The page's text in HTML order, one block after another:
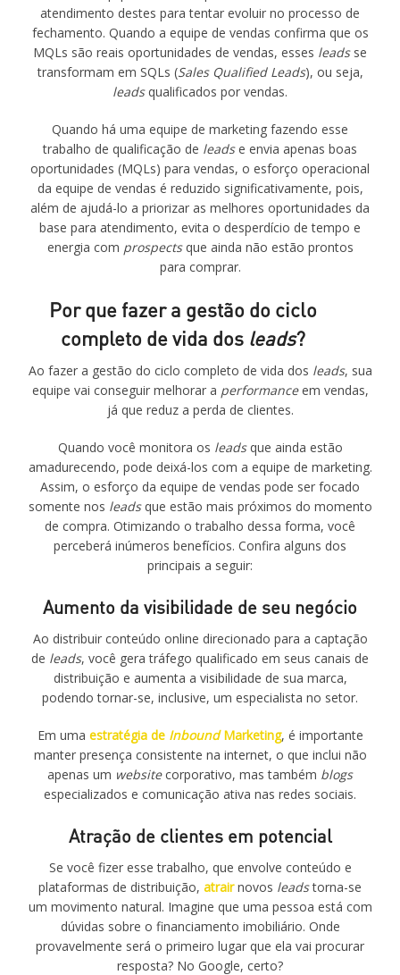
atendimento destes para tentar evoluir no processo de
fechamento. Quando a equipe de vendas confirma que os
MQLs são reais oportunidades de vendas, esses leadsse
transformam em SQLs (Sales Qualified Leads), ou seja,
leadsqualificados por vendas.
Quando há uma equipe de marketing fazendo esse
trabalho de qualificação de leadse envia apenas boas
oportunidades (MQLs) para vendas, o esforço operacional
da equipe de vendas é reduzido significativamente, pois,
além de ajudá-lo a priorizar as melhores oportunidades da
base para atendimento, evita o desperdício de tempo e
energia com prospectsque ainda não estão prontos
para comprar.
Por que fazer a gestão do ciclo
completo de vida dos leads?
Ao fazer a gestão do ciclo completo de vida dos leads, sua
equipe vai conseguir melhorar a performanceem vendas,
já que reduz a perda de clientes.
Quando você monitora os leadsque ainda estão
amadurecendo, pode deixá-los com a equipe de marketing.
Assim, o esforço da equipe de vendas pode ser focado
somente nos leadsque estão mais próximos do momento
de compra. Otimizando o trabalho dessa forma, você
perceberá inúmeros benefícios. Confira alguns dos
principais a seguir:
Aumento da visibilidade de seu negócio
Ao distribuir conteúdo online direcionado para a captação
de leads, você gera tráfego qualificado em seus canais de
distribuição e aumenta a visibilidade de sua marca,
podendo tornar-se, inclusive, um especialista no setor.
Em uma estratégia de InboundMarketing, é importante
manter presença consistente na internet, o que inclui não
apenas um websitecorporativo, mas também blogs
especializados e comunicação ativa nas redes sociais.
Atração de clientes em potencial
Se você fizer esse trabalho, que envolve conteúdo e
plataformas de distribuição, atrair novos leadstorna-se
um movimento natural. Imagine que uma pessoa está com
dúvidas sobre o financiamento imobiliário. Onde
provavelmente será o primeiro lugar que ela vai procurar
resposta? No Google, certo?